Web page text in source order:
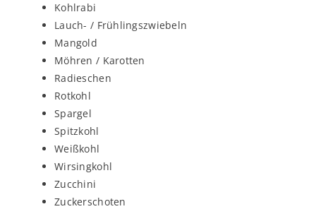
Kohlrabi
Lauch- / Frühlingszwiebeln
Mangold
Möhren / Karotten
Radieschen
Rotkohl
Spargel
Spitzkohl
Weißkohl
Wirsingkohl
Zucchini
Zuckerschoten